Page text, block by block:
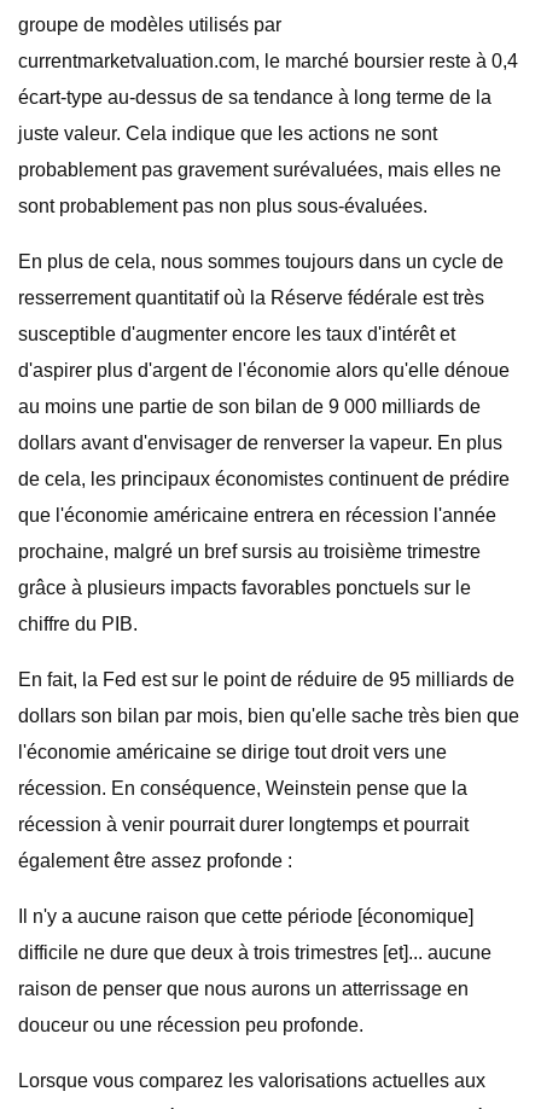
groupe de modèles utilisés par
currentmarketvaluation.com, le marché boursier reste à 0,4
écart-type au-dessus de sa tendance à long terme de la
juste valeur. Cela indique que les actions ne sont
probablement pas gravement surévaluées, mais elles ne
sont probablement pas non plus sous-évaluées.
En plus de cela, nous sommes toujours dans un cycle de
resserrement quantitatif où la Réserve fédérale est très
susceptible d'augmenter encore les taux d'intérêt et
d'aspirer plus d'argent de l'économie alors qu'elle dénoue
au moins une partie de son bilan de 9 000 milliards de
dollars avant d'envisager de renverser la vapeur. En plus
de cela, les principaux économistes continuent de prédire
que l'économie américaine entrera en récession l'année
prochaine, malgré un bref sursis au troisième trimestre
grâce à plusieurs impacts favorables ponctuels sur le
chiffre du PIB.
En fait, la Fed est sur le point de réduire de 95 milliards de
dollars son bilan par mois, bien qu'elle sache très bien que
l'économie américaine se dirige tout droit vers une
récession. En conséquence, Weinstein pense que la
récession à venir pourrait durer longtemps et pourrait
également être assez profonde :
Il n'y a aucune raison que cette période [économique]
difficile ne dure que deux à trois trimestres [et]... aucune
raison de penser que nous aurons un atterrissage en
douceur ou une récession peu profonde.
Lorsque vous comparez les valorisations actuelles aux